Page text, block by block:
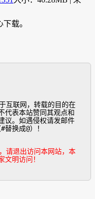
载。
代表本站赞同其观点和
议。如遇侵权请发邮件
换成@）！
请退出访问本网站，本
明访问！